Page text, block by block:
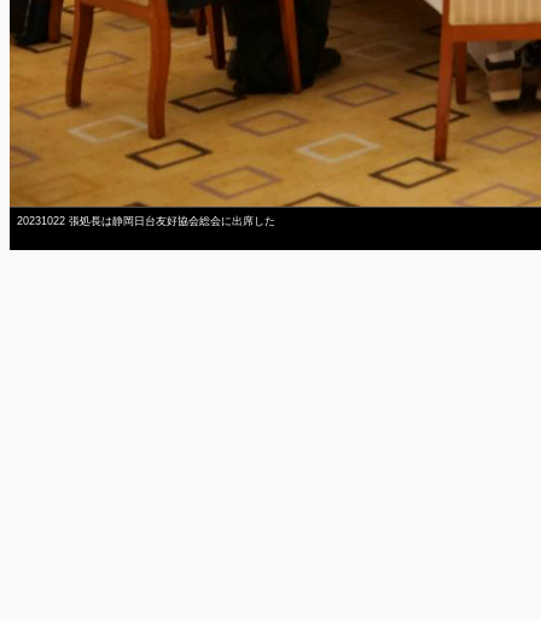
20231022 張処長は静岡日台友好協会総会に出席した